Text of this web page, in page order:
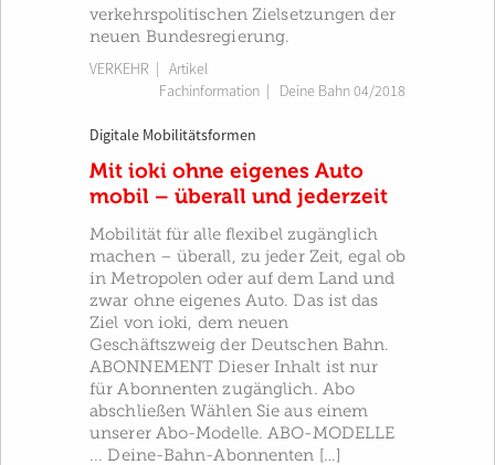
verkehrspolitischen Zielsetzungen der
neuen Bundesregierung.
VERKEHR | Artikel
Fachinformation
Deine Bahn 04/2018
Digitale Mobilitätsformen
Mit ioki ohne eigenes Auto
mobil – überall und jederzeit
Mobilität für alle flexibel zugänglich
machen – überall, zu jeder Zeit, egal ob
in Metropolen oder auf dem Land und
zwar ohne eigenes Auto. Das ist das
Ziel von ioki, dem neuen
Geschäftszweig der Deutschen Bahn.
ABONNEMENT Dieser Inhalt ist nur
für Abonnenten zugänglich. Abo
abschließen Wählen Sie aus einem
unserer Abo-Modelle. ABO-MODELLE
... Deine-Bahn-Abonnenten […]